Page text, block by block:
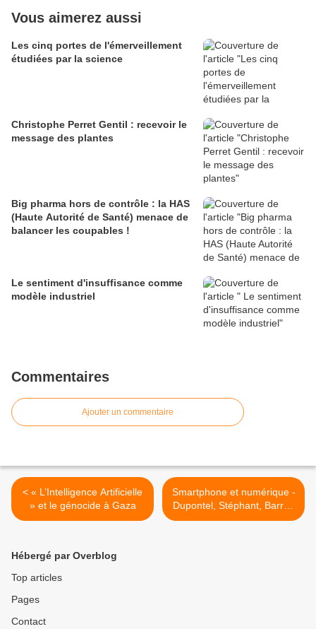
Vous aimerez aussi
Les cinq portes de l'émerveillement
étudiées par la science
Christophe Perret Gentil : recevoir le
message des plantes
Big pharma hors de contrôle : la HAS
(Haute Autorité de Santé) menace de
balancer les coupables !
Le sentiment d'insuffisance comme
modèle industriel
Commentaires
Ajouter un commentaire
< « L’Intelligence Artificielle
» et le génocide à Gaza
Smartphone et numérique -
Dupontel, Stéphant, Barrau
>
Hébergé par Overblog
Top articles
Pages
Contact